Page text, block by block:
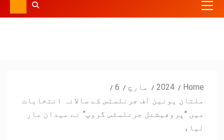
Home
2024 مارچ
6
ملتان یونین آف جرنلسٹس کے سالانہ انتخابات
میں "پروفیشنل جرنلسٹس گروپ” نے میدان مار
لیا،